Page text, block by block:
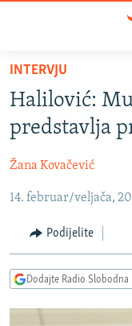
Pređite
glavni
sadržaj
Pređite
na
navigaciju
Pređite
pretragu
VIJESTI
BOSNA I
SRBIJA
KOSOVO
CRNA GORA
VIZUELNO
FOTOGALERIJE
PODCASTI
RAT U UKRAJINI
KINA NA BALKANU
INTERVJU
Halilović:
predstavlja
Žana Kovačević
14. februar/veljača,
Podijelite
Dodajte Radio